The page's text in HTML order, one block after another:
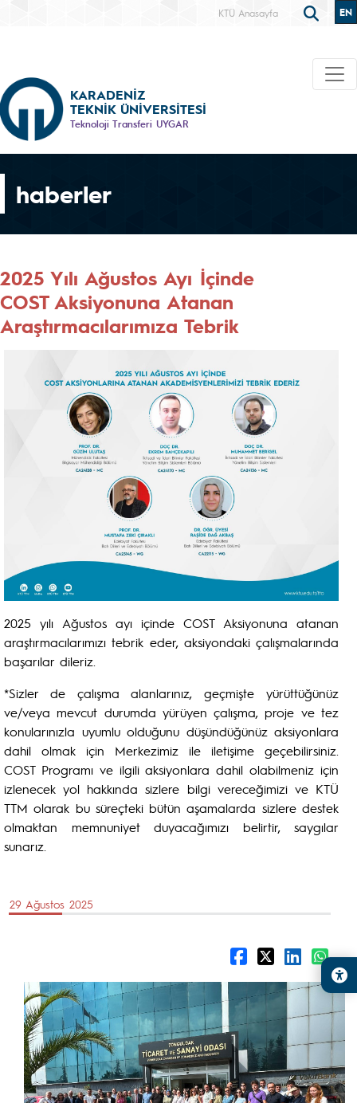
KTÜ Anasayfa EN
KARADENİZ
TEKNİK ÜNİVERSİTESİ
Teknoloji Transferi UYGAR
haberler
2025 Yılı Ağustos Ayı İçinde
COST Aksiyonuna Atanan
Araştırmacılarımıza Tebrik
2025 yılı Ağustos ayı içinde COST Aksiyonuna atanan
araştırmacılarımızı tebrik eder, aksiyondaki çalışmalarında
başarılar dileriz.
*Sizler de çalışma alanlarınız, geçmişte yürüttüğünüz
ve/veya mevcut durumda yürüyen çalışma, proje ve tez
konularınızla uyumlu olduğunu düşündüğünüz aksiyonlara
dahil olmak için Merkezimiz ile iletişime geçebilirsiniz.
COST Programı ve ilgili aksiyonlara dahil olabilmeniz için
izlenecek yol hakkında sizlere bilgi vereceğimizi ve KTÜ
TTM olarak bu süreçteki bütün aşamalarda sizlere destek
olmaktan memnuniyet duyacağımızı belirtir, saygılar
sunarız.
29 Ağustos 2025